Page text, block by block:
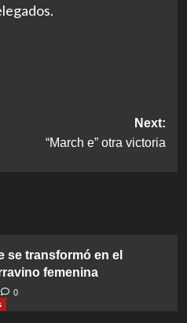
Next:
“March e” otra victoria
se transformó en el
femenina
0